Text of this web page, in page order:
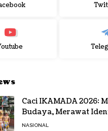
Caci IKAMADA 2026:
Budaya, Merawat
NASIONAL